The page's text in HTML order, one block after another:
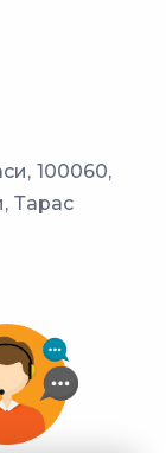
100060,
Тарас